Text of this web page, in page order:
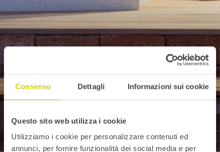
Consenso Dettagli Informazioni sui cookie
Questo sito web utilizza i cookie
Utilizziamo i cookie per personalizzare contenuti ed
annunci, per fornire funzionalità dei social media e per